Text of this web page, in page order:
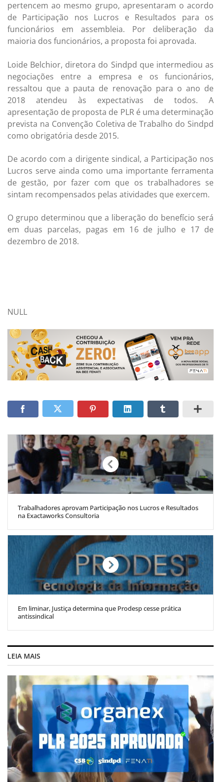
pertencem ao mesmo grupo, apresentaram o acordo
de Participação nos Lucros e Resultados para os
funcionários em assembleia. Por deliberação da
maioria dos funcionários, a proposta foi aprovada.
Loide Belchior, diretora do Sindpd que intermediou as
negociações entre a empresa e os funcionários,
ressaltou que a pauta de renovação para o ano de
2018 atendeu às expectativas de todos. A
apresentação de proposta de PLR é uma determinação
prevista na Convenção Coletiva de Trabalho do Sindpd
como obrigatória desde 2015.
De acordo com a dirigente sindical, a Participação nos
Lucros serve ainda como uma importante ferramenta
de gestão, por fazer com que os trabalhadores se
sintam recompensados pelas atividades que exercem.
O grupo determinou que a liberação do benefício será
em duas parcelas, pagas em 16 de julho e 17 de
dezembro de 2018.
NULL
Trabalhadores aprovam Participação nos Lucros e Resultados
na Exactaworks Consultoria
Em liminar, Justiça determina que Prodesp cesse prática
antissindical
LEIA MAIS